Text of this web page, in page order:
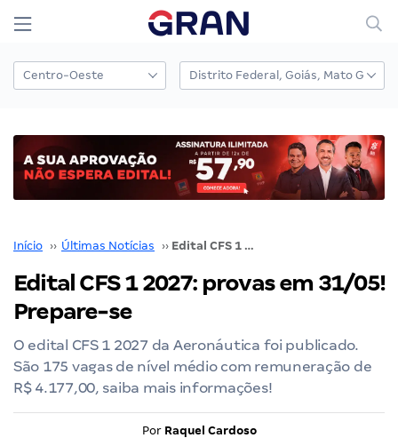
Início ›› Últimas Notícias ›› Edital CFS 1 2027: provas em 31/05! Prepare-se
Edital CFS 1 2027: provas em 31/05!
Prepare-se
O edital CFS 1 2027 da Aeronáutica foi publicado.
São 175 vagas de nível médio com remuneração de
R$ 4.177,00, saiba mais informações!
Por Raquel Cardoso